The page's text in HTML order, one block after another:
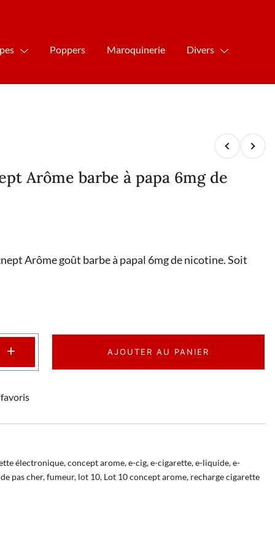
Poppers Maroquinerie Divers
Arôme barbe à papa 6mg de
Arôme goût barbe à papal 6mg de nicotine. Soit
+ AJOUTER AU PANIER
électronique,concept arome,e-cig,e-cigarette,e-liquide,e-
pas cher,fumeur, lot 10, Lot 10 concept arome, recharge cigarette